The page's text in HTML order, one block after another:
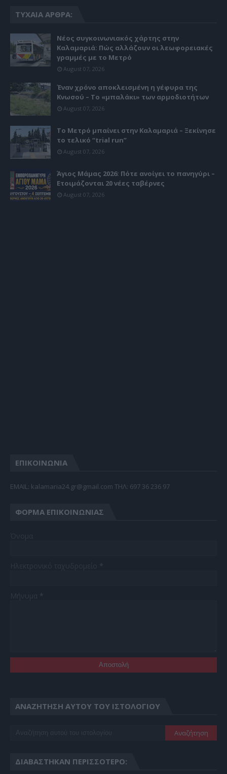
ΤΥΧΑΊΑ ΆΡΘΡΑ:
Νέος συγκοινωνιακός χάρτης στην
Καλαμαριά: Πώς αλλάζουν οι λεωφορειακές
γραμμές με το Μετρό
August 07, 2026
Έναν χρόνο αποκλεισμένη η γέφυρα της
Κνωσού – Το «μπαλάκι» των αρμοδιοτήτων
August 07, 2026
Το Μετρό μπαίνει στην Καλαμαριά – Ξεκίνησε
το τελικό “trial run”
August 07, 2026
Άγιος Μάμας 2026: Πότε ανοίγει το πανηγύρι –
Ετοιμάζονται 20 νέες ταβέρνες
August 07, 2026
ΕΠΙΚΟΙΝΩΝΙΑ
EMAIL: kalamaria24.gr@gmail.com TΗΛ: 697 36 236 97
ΦΌΡΜΑ ΕΠΙΚΟΙΝΩΝΊΑΣ
ΑΝΑΖΉΤΗΣΗ ΑΥΤΟΎ ΤΟΥ ΙΣΤΟΛΟΓΊΟΥ
ΔΙΑΒΆΣΤΗΚΑΝ ΠΕΡΙΣΣΌΤΕΡΟ: